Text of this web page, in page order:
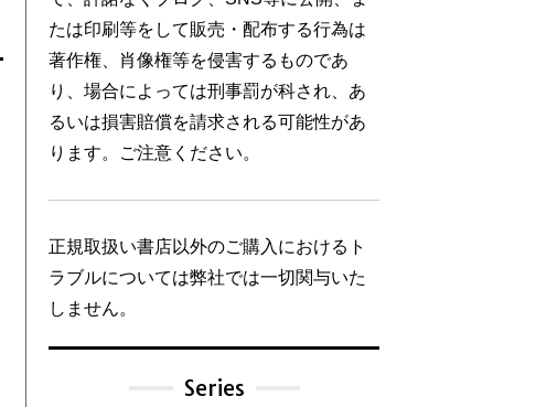
たは印刷等をして販売・配布する行為は
著作権、肖像権等を侵害するものであ
り、場合によっては刑事罰が科され、あ
るいは損害賠償を請求される可能性があ
ります。ご注意ください。
正規取扱い書店以外のご購入におけるト
ラブルについては弊社では一切関与いた
しません。
Series